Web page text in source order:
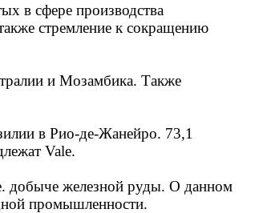
в сфере производства
стремление к сокращению
и Мозамбика. Также
в Рио-де-Жанейро. 73,1
Vale.
е. добыче железной руды. О данном
промышленности.